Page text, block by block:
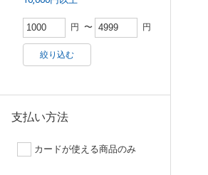
円 〜 円
絞り込む
支払い方法
カードが使える商品のみ